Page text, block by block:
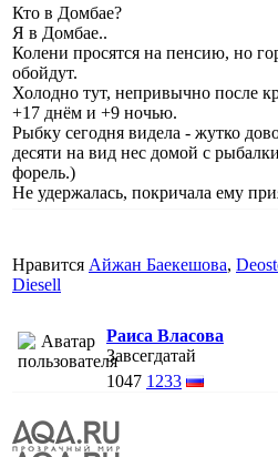
Кто в Домбае?
Я в Домбае..
Колени просятся на пенсию, но
обойдут.
Холодно тут, непривычно после
+17 днём и +9 ночью.
Рыбку сегодня видела - жутко
десяти на вид нес домой с
форель.)
Не удержалась, покричала ему
Нравится Айжан Баекешова,
Diesell
Раиса Власова
Завсегдатай
1047 1233